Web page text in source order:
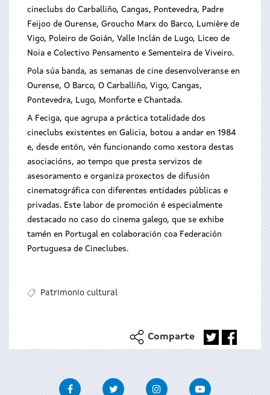
cineclubs do Carballiño, Cangas, Pontevedra, Padre
Feijoo de Ourense, Groucho Marx do Barco, Lumière de
Vigo, Poleiro de Goián, Valle Inclán de Lugo, Liceo de
Noia e Colectivo Pensamento e Sementeira de Viveiro.
Pola súa banda, as semanas de cine desenvolveranse en
Ourense, O Barco, O Carballiño, Vigo, Cangas,
Pontevedra, Lugo, Monforte e Chantada.
A Feciga, que agrupa a práctica totalidade dos
cineclubs existentes en Galicia, botou a andar en 1984
e, desde entón, vén funcionando como xestora destas
asociacións, ao tempo que presta servizos de
asesoramento e organiza proxectos de difusión
cinematográfica con diferentes entidades públicas e
privadas. Este labor de promoción é especialmente
destacado no caso do cinema galego, que se exhibe
tamén en Portugal en colaboración coa Federación
Portuguesa de Cineclubes.
Patrimonio cultural
Comparte
FacebookTwitter InstagramYoutube